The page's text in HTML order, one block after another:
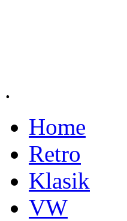
.
Home
Retro
Klasik
VW